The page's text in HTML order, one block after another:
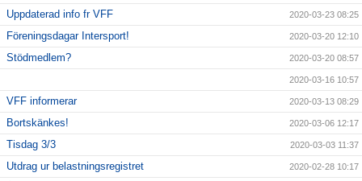
Uppdaterad info fr VFF 2020-03-23 08:25
Föreningsdagar Intersport! 2020-03-20 12:10
Stödmedlem? 2020-03-20 08:57
2020-03-16 10:57
VFF informerar 2020-03-13 08:29
Bortskänkes! 2020-03-06 12:17
Tisdag 3/3 2020-03-03 11:37
Utdrag ur belastningsregistret 2020-02-28 10:17